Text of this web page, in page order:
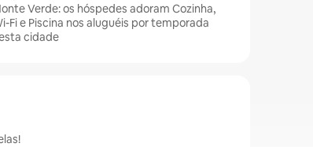
Verde: os hóspedes adoram Cozinha,
Fi e Piscina nos aluguéis por temporada
cidade